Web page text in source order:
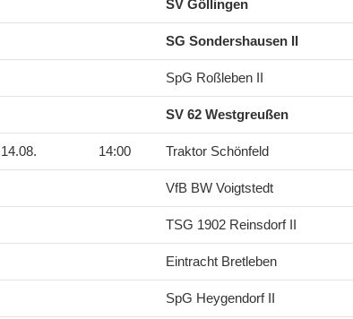
SV Göllingen
SG Sondershausen II
SpG Roßleben II
SV 62 Westgreußen
14.08. 14:00 Traktor Schönfeld
VfB BW Voigtstedt
TSG 1902 Reinsdorf II
Eintracht Bretleben
SpG Heygendorf II